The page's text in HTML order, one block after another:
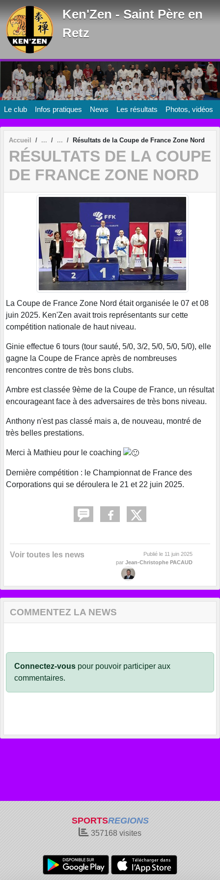
Ken'Zen - Saint Père en
Retz
Le club Infos pratiques News Les résultats Photos, vidéos
Accueil Résultats de la Coupe de France Zone Nord
RÉSULTATS DE LA COUPE
DE FRANCE ZONE NORD
La Coupe de France Zone Nord était organisée le 07 et 08
juin 2025. Ken'Zen avait trois représentants sur cette
compétition nationale de haut niveau.
Ginie effectue 6 tours (tour sauté, 5/0, 3/2, 5/0, 5/0, 5/0), elle
gagne la Coupe de France après de nombreuses
rencontres contre de très bons clubs.
Ambre est classée 9ème de la Coupe de France, un résultat
encourageant face à des adversaires de très bons niveau.
Anthony n'est pas classé mais a, de nouveau, montré de
très belles prestations.
Merci à Mathieu pour le coaching
Dernière compétition : le Championnat de France des
Corporations qui se déroulera le 21 et 22 juin 2025.
Voir toutes les news Publié le 11 juin 2025
par Jean-Christophe PACAUD
COMMENTEZ LA NEWS
Connectez-vous pour pouvoir participer aux
commentaires.
SPORTSREGIONS
357168 visites
Panneau de gestion des cookies